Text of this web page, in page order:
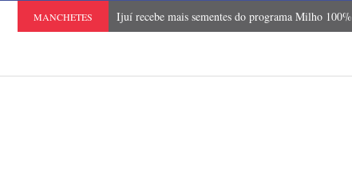
MANCHETES Ijuí recebe mais sementes do programa Milho 100%